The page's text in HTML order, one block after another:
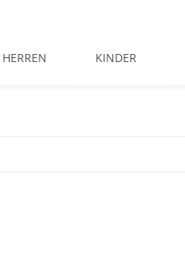
HERREN KINDER